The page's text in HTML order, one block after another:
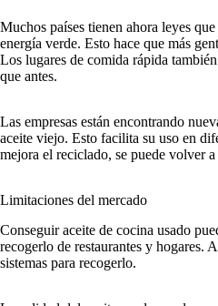
Muchos países tienen ahora leyes
energía verde. Esto hace que más
Los lugares de comida rápida
que antes.
Las empresas están encontrando
aceite viejo. Esto facilita su uso en
mejora el reciclado, se puede volver
Limitaciones del mercado
Conseguir aceite de cocina usado
recogerlo de restaurantes y hogares.
sistemas para recogerlo.